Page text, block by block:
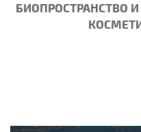
БИОПРОСТРАНСТВО